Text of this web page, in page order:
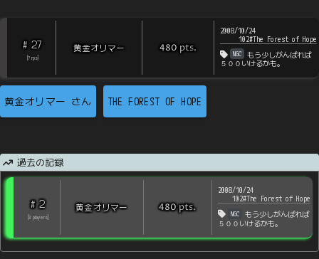
# 27
? rps]
黄金オリマー 480 pts.
2008/10/24
102#The Forest of Hope
NGC
もう少しがんばれば
５００いけるかも。
黄金オリマー さん THE FOREST OF HOPE
過去の記録
# 2
3 players
黄金オリマー 480pts.
2008/10/24
102#The Forest of Hope
NGC
もう少しがんばれば
５００いけるかも。